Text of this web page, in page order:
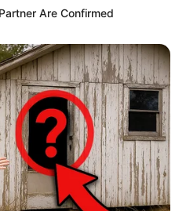
CƏMİYYƏT
edildi
0 0
Are Confirmed